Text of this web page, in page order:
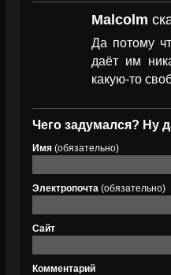
Malcolm
Да потому
даёт им
какую-то
Чего задумался? Ну
Имя (обязательно)
Электропочта (обязательно)
Сайт
Комментарий